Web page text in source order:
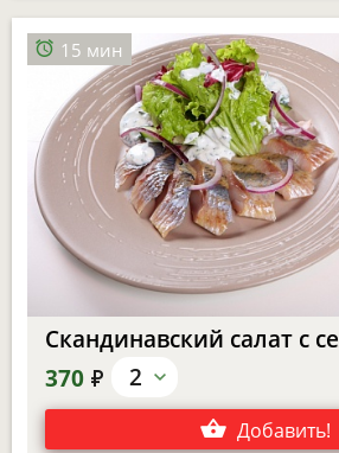
15 мин
Скандинавский салат с
370 е 2
Добавить!